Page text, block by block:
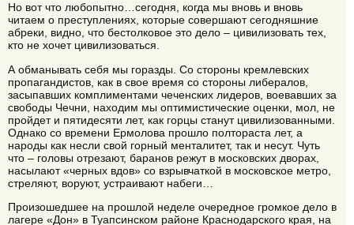
Но вот что любопытно…сегодня, когда мы вновь и вновь
читаем о преступлениях, которые совершают сегодняшние
абреки, видно, что бестолковое это дело – цивилизовать тех,
кто не хочет цивилизоваться.
А обманывать себя мы горазды. Со стороны кремлевских
пропагандистов, как в свое время со стороны либералов,
засыпавших комплиментами чеченских лидеров, воевавших за
свободы Чечни, находим мы оптимистические оценки, мол, не
пройдет и пятидесяти лет, как горцы станут цивилизованными.
Однако со времени Ермолова прошло полтораста лет, а
народы как несли свой горный менталитет, так и несут. Чуть
что – головы отрезают, баранов режут в московских дворах,
насылают «черных вдов» со взрывчаткой в московское метро,
стреляют, воруют, устраивают набеги…
Произошедшее на прошлой неделе очередное громкое дело в
лагере «Дон» в Туапсинском районе Краснодарского края, на